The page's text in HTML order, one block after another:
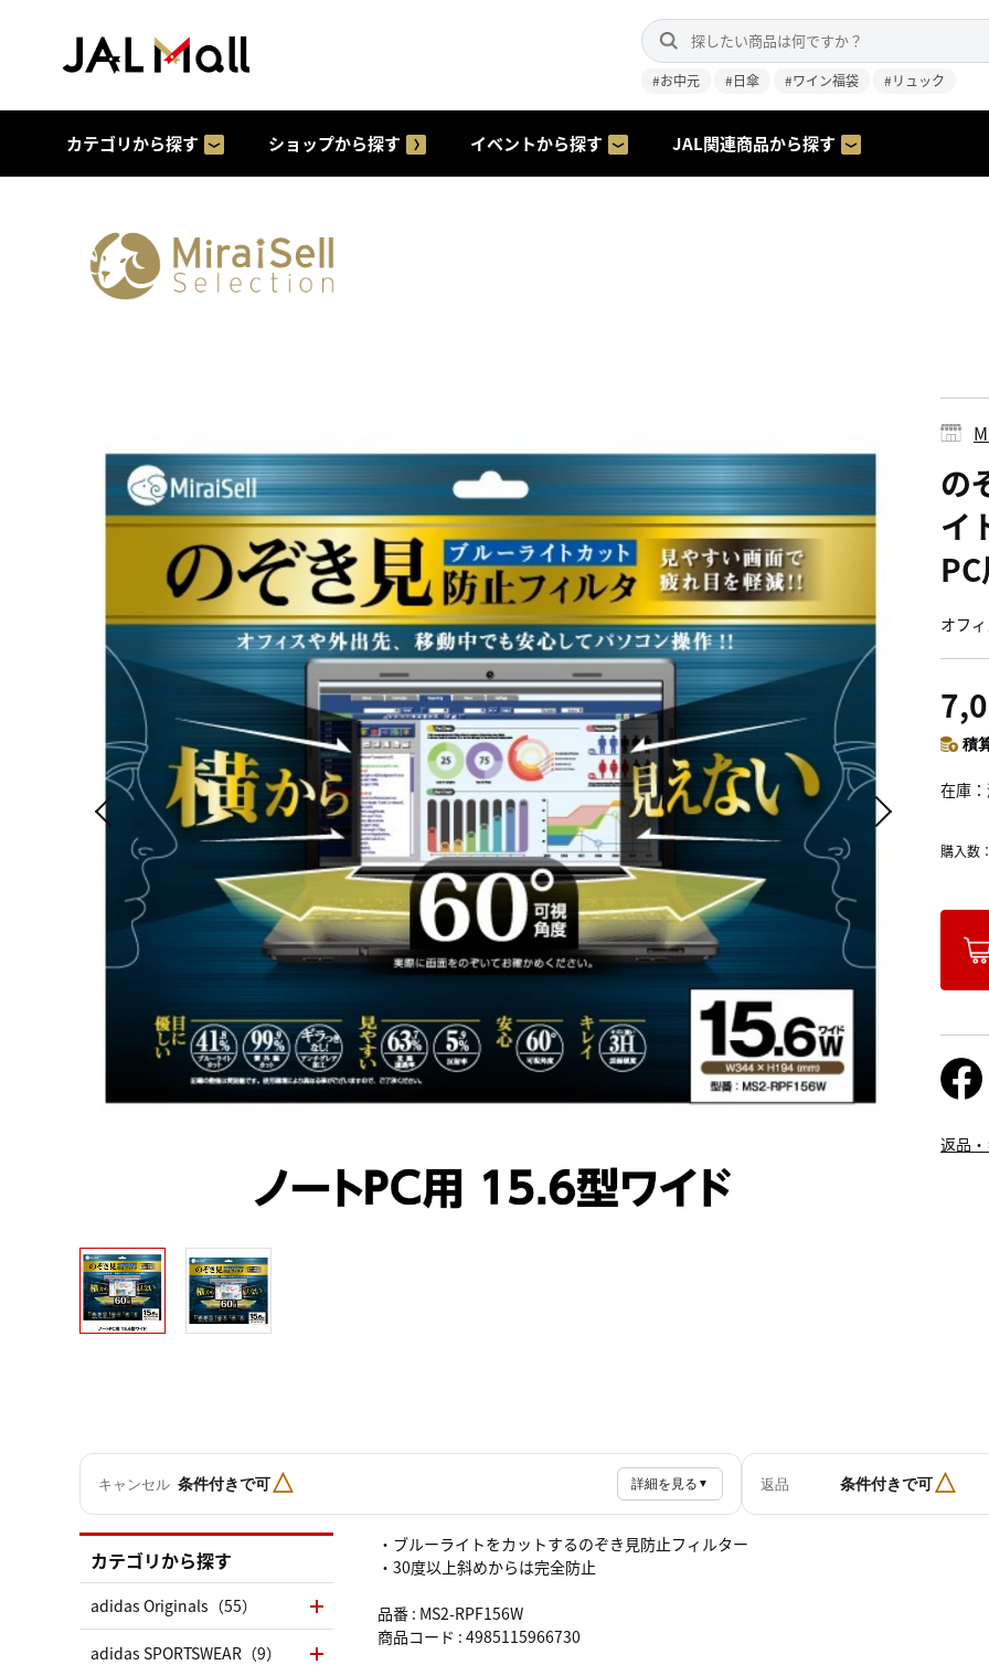
#お中元 #日傘 #ワイン福袋 #リュック
カテゴリから探す ショップから探す イベントから探す JAL関連商品から探す
の
イ
オフ
積
在庫
購入数：
返品
キャンセル 条件付きで可△ 詳細を見る ▼ 返品 条件付きで可△
・ブルーライトをカットするのぞき見防止フィルター
・30度以上斜めからは完全防止
品番 : MS2-RPF156W
商品コード : 4985115966730
カテゴリから探す
adidas Originals（55）
adidas SPORTSWEAR（9）